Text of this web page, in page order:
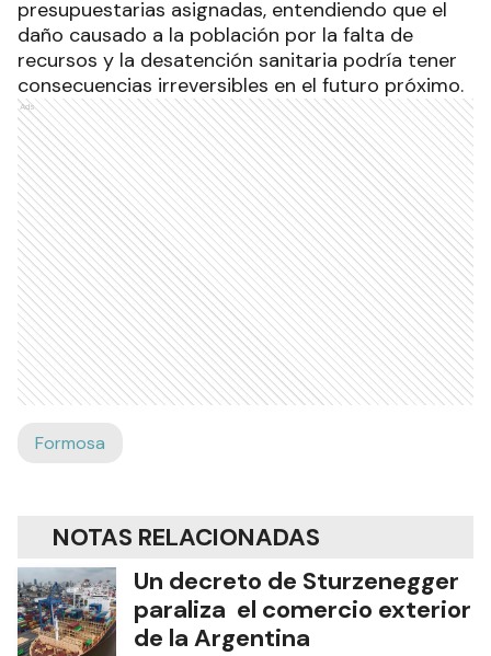
presupuestarias asignadas, entendiendo que el
daño causado a la población por la falta de
recursos y la desatención sanitaria podría tener
consecuencias irreversibles en el futuro próximo.
Ads
Formosa
NOTAS RELACIONADAS
Un decreto de Sturzenegger
paraliza el comercio exterior
de la Argentina